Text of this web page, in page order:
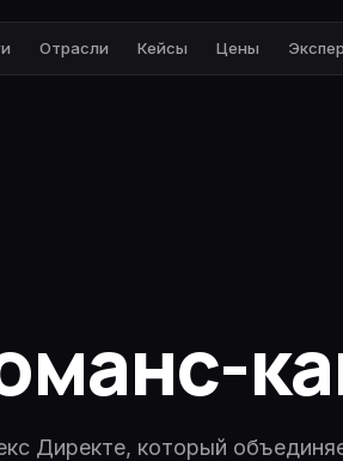
Отрасли Кейсы Цены
Директе, который